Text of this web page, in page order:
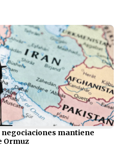
mantiene
Ormuz